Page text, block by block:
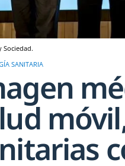
Sociedad.
SANITARIA